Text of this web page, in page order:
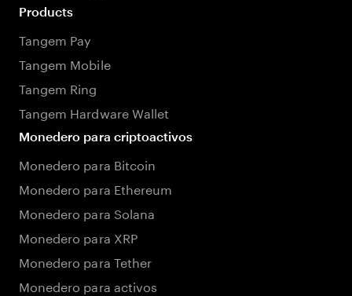
Products
Tangem Pay
Tangem Mobile
Tangem Ring
Tangem Hardware Wallet
Monedero para criptoactivos
Monedero para Bitcoin
Monedero para Ethereum
Monedero para Solana
Monedero para XRP
Monedero para Tether
Monedero para activos